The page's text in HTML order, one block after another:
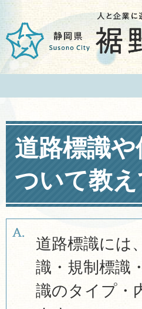
道路標識
ついて教
道路標識には
識・規制標識
識のタイプ・